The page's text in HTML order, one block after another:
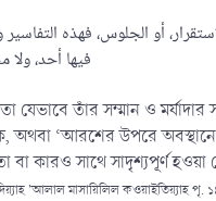
أو الجلوس، فهذه
فيها أحد، ولا
তাঁর সম্মান ও
‘আরশের উপরে
কারও সাথে সাদৃশ্যপূর্ণ হওয়া
'আলাল মাসায়িলিল কওয়াইতিয়্যাহ পৃ.